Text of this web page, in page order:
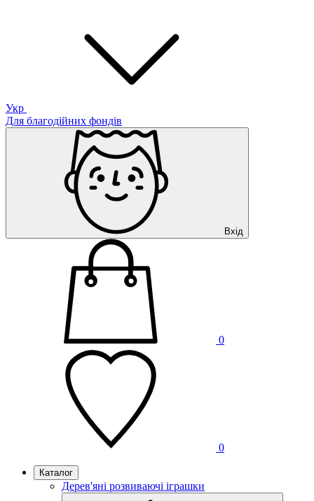
Укр
Для благодійних фондів
Вхід
0
0
Каталог
Дерев'яні розвиваючі іграшки